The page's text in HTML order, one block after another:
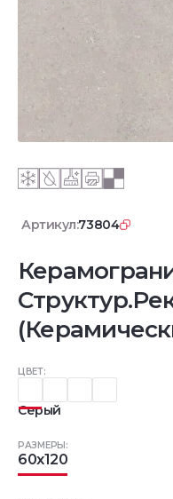
Артикул:73804
ЦВЕТ:
Серый
РАЗМЕРЫ:
60x120